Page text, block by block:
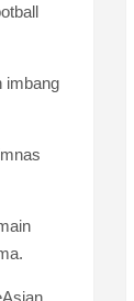
imbang